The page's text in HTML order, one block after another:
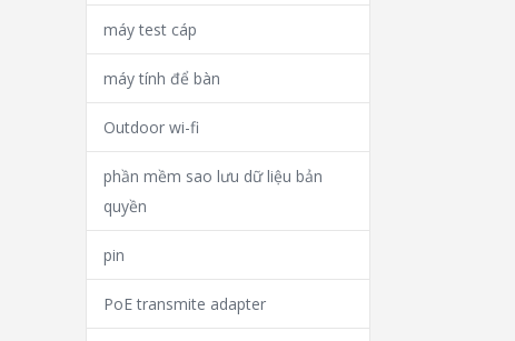
máy test cáp
máy tính để bàn
Outdoor wi-fi
phần mềm sao lưu dữ liệu bản
quyền
pin
PoE transmite adapter